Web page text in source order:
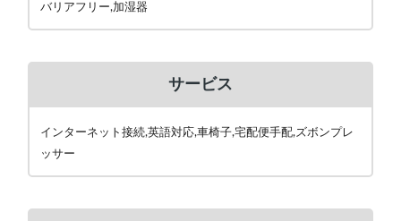
バリアフリー,加湿器
サービス
インターネット接続,英語対応,車椅子,宅配便手配,ズボンプレ
ッサー